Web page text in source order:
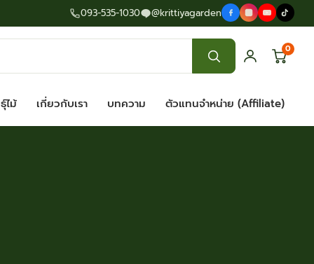
093-535-1030 @krittiyagarden
0
ไม้ เกี่ยวกับเรา บทความ ตัวแทนจำหน่าย (Affiliate)